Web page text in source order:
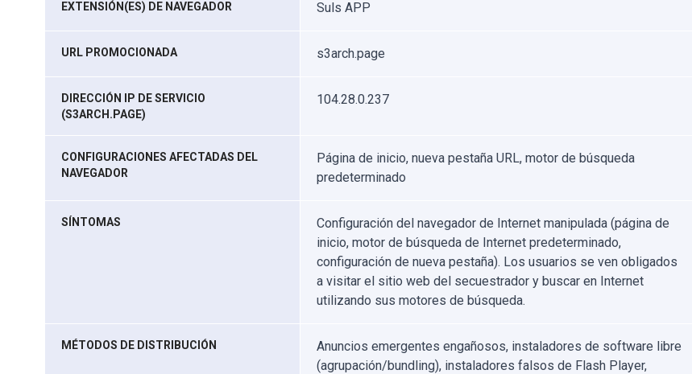
EXTENSIÓN(ES) DE NAVEGADOR Suls APP
URL PROMOCIONADA s3arch.page
DIRECCIÓN IP DE SERVICIO
(S3ARCH.PAGE)
104.28.0.237
CONFIGURACIONES AFECTADAS DEL
NAVEGADOR
Página de inicio, nueva pestaña URL, motor de búsqueda
predeterminado
SÍNTOMAS
Configuración del navegador de Internet manipulada (página de
inicio, motor de búsqueda de Internet predeterminado,
configuración de nueva pestaña). Los usuarios se ven obligados
a visitar el sitio web del secuestrador y buscar en Internet
utilizando sus motores de búsqueda.
MÉTODOS DE DISTRIBUCIÓN
Anuncios emergentes engañosos, instaladores de software libre
(agrupación/bundling), instaladores falsos de Flash Player,